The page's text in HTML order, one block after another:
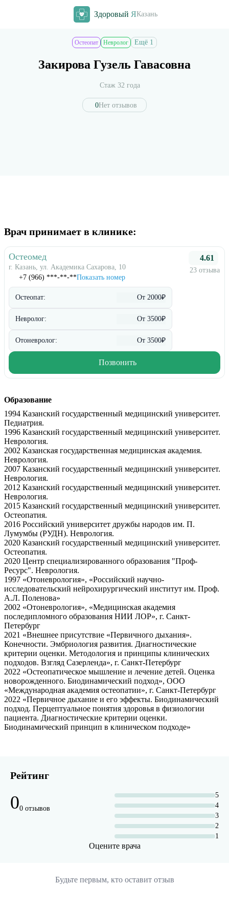
Здоровый ЯКазань
Остеопат Невролог Ещё 1
Закирова Гузель Гавасовна
Стаж 32 года
0Нет отзывов
Врач принимает в клинике:
Остеомед
г. Казань, ул. Академика Сахарова, 10
+7 (966) ***-**-**Показать номер
4.61
23 отзыва
Остеопат: От 2000₽
Невролог: От 3500₽
Отоневролог: От 3500₽
Позвонить
Образование
1994 Казанский государственный медицинский университет.
Педиатрия.
1996 Казанский государственный медицинский университет.
Неврология.
2002 Казанская государственная медицинская академия.
Неврология.
2007 Казанский государственный медицинский университет.
Неврология.
2012 Казанский государственный медицинский университет.
Неврология.
2015 Казанский государственный медицинский университет.
Остеопатия.
2016 Российский университет дружбы народов им. П.
Лумумбы (РУДН). Неврология.
2020 Казанский государственный медицинский университет.
Остеопатия.
2020 Центр специализированного образования "Проф-
Ресурс". Неврология.
1997 «Отоневрология», «Российский научно-
исследовательский нейрохирургический институт им. Проф.
А.Л. Поленова»
2002 «Отоневрология», «Медицинская академия
последипломного образования НИИ ЛОР», г. Санкт-
Петербург
2021 «Внешнее присутствие «Первичного дыхания».
Конечности. Эмбриология развития. Диагностические
критерии оценки. Методология и принципы клинических
подходов. Взгляд Сазерленда», г. Санкт-Петербург
2022 «Остеопатическое мышление и лечение детей. Оценка
новорожденного. Биодинамический подход», ООО
«Международная академия остеопатии», г. Санкт-Петербург
2022 «Первичное дыхание и его эффекты. Биодинамический
подход. Перцептуальное понятия здоровья в физиологии
пациента. Диагностические критерии оценки.
Биодинамический принцип в клиническом подходе»
Рейтинг
00 отзывов
5
4
3
2
1
Оцените врача
Будьте первым, кто оставит отзыв